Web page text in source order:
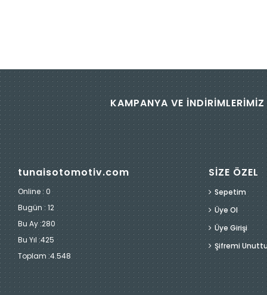
KAMPANYA VE
tunaisotomotiv.com
Online : 0
Bugün : 12
Bu Ay :280
Bu Yıl :425
Toplam :4.548
SİZE ÖZEL
Sepetim
Üye Ol
Üye Girişi
Şifremi